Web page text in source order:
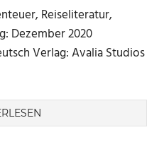
Reiseliteratur,
Dezember 2020
Verlag: Avalia Studios